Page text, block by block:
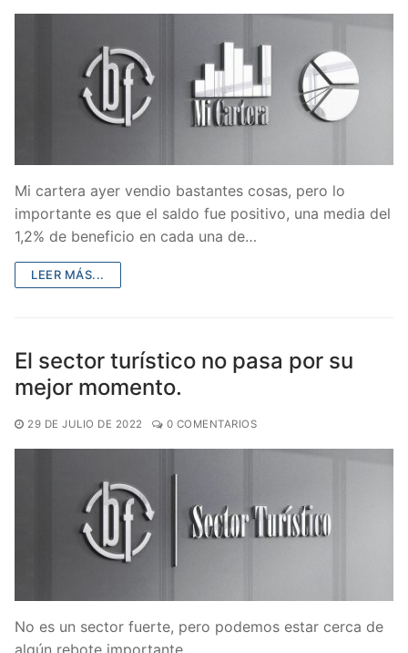
Mi cartera ayer vendio bastantes cosas, pero lo
importante es que el saldo fue positivo, una media del
1,2% de beneficio en cada una de…
LEER MÁS...
El sector turístico no pasa por su
mejor momento.
29 DE JULIO DE 2022 0 COMENTARIOS
No es un sector fuerte, pero podemos estar cerca de
algún rebote importante.